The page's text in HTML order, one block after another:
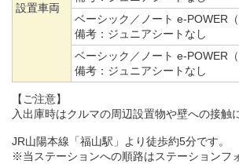
設置車両
ベーシック／ノート e-POWER（
備考： ジュニアシートなし
ベーシック／ノート e-POWER（
備考： ジュニアシートなし
【ご注意】
入出庫時はクルマの周辺設置物や壁への接触
JR山陽本線「福山駅」より徒歩約5分です。
※当ステーションへの順路はステーションフ